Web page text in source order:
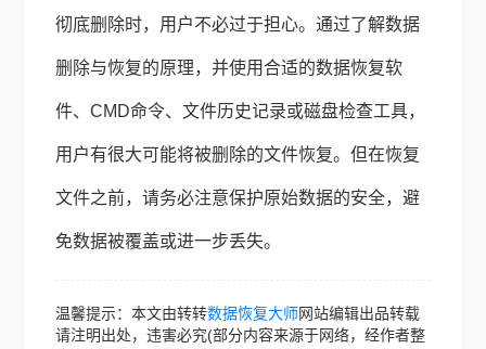
彻底删除时，用户不必过于担心。通过了解数据
删除与恢复的原理，并使用合适的数据恢复软
件、CMD命令、文件历史记录或磁盘检查工具，
用户有很大可能将被删除的文件恢复。但在恢复
文件之前，请务必注意保护原始数据的安全，避
免数据被覆盖或进一步丢失。
温馨提示：本文由转转数据恢复大师网站编辑出品转载
请注明出处，违害必究(部分内容来源于网络，经作者整